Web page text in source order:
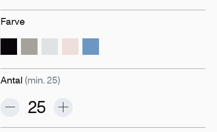
Farve
Antal (min. 25)